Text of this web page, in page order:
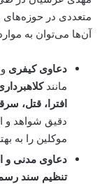
متعددی در
آن‌ها می‌توان به
دعاوی کیفری
مانند
افترا، قتل،
دقیق شواهد و
موکلین را به
دعاوی مدنی و
تنظیم سند